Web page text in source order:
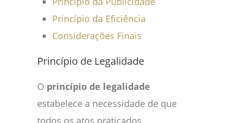
Princípio da Eficiência
Considerações Finais
Princípio de Legalidade
O princípio de legalidade
estabelece a necessidade de que
todos os atos praticados,